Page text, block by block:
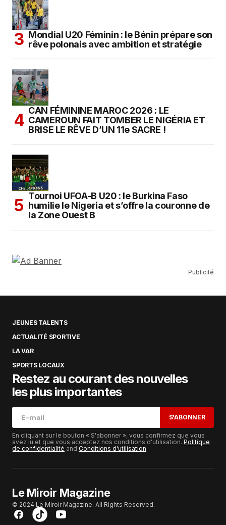
Mondial U20 Féminin : le Bénin prépare son
rêve polonais avec ambition et stratégie
CAN FÉMININE MAROC 2026 : LE
CAMEROUN FAIT TOMBER LE NIGÉRIA ET
BRISE LE RÊVE D’UN 11e SACRE !
Tournoi UFOA-B U20 : le Burkina Faso
humilie le Nigeria et s’offre la couronne de
la Zone Ouest B
Publicité
JEUNES TALENTS
ACTUALITÉ SPORTIVE
LA VAR
SPORTS LOCAUX
Restez au courant des nouvelles
les plus importantes
S'ABONNER
En cliquant sur le bouton « S'abonner », vous confirmez que vous
avez lu et que vous acceptez nos conditions d'utilisation. Politique
de confidentialité and Conditions d'utilisation
Le Miroir Magazine
© 2024 Le Miroir Magazine. All Rights Reserved.